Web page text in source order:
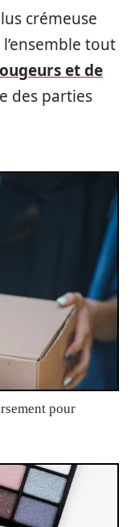
crémeuse
tout
et de
des parties
pour